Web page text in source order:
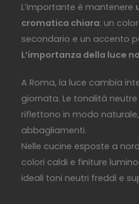
L’importante è mantenere
cromatica chiara: un
secondario e un accento
L’importanza della luce
A Roma, la luce cambia
giornata. Le tonalità
riflettono in modo
abbagliamenti.
Nelle cucine esposte a
colori caldi e finiture
ideali toni neutri freddi e